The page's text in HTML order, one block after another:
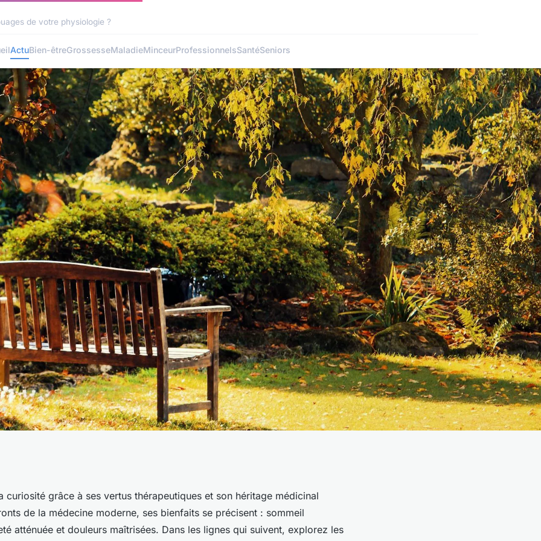
de votre physiologie ?
ActuBien-êtreGrossesseMaladieMinceurProfessionnelsSantéSeniors
et usage
curiosité grâce à ses vertus thérapeutiques et son héritage médicinal
de la médecine moderne, ses bienfaits se précisent : sommeil
atténuée et douleurs maîtrisées. Dans les lignes qui suivent, explorez les